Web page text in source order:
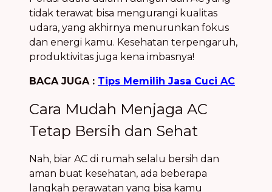
tidak terawat bisa mengurangi kualitas
udara, yang akhirnya menurunkan fokus
dan energi kamu. Kesehatan terpengaruh,
produktivitas juga kena imbasnya!
BACA JUGA : Tips Memilih Jasa Cuci AC
Cara Mudah Menjaga AC
Tetap Bersih dan Sehat
Nah, biar AC di rumah selalu bersih dan
aman buat kesehatan, ada beberapa
langkah perawatan yang bisa kamu